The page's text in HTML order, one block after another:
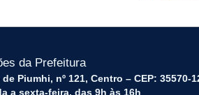
da Prefeitura
Piumhi, nº 121, Centro – CEP: 35570-
a sexta-feira, das 9h às 16h